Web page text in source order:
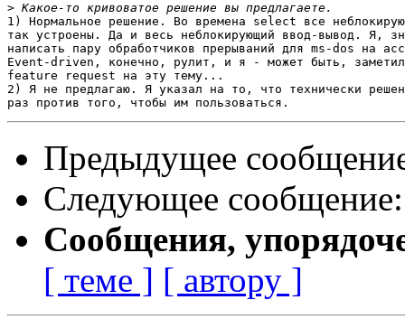
>
1) Нормальное решение. Во времена select все
так устроены. Да и весь неблокирующий ввод-вывод. Я,
написать пару обработчиков прерываний для ms-dos на
Event-driven, конечно, рулит, и я - может быть,
feature request на эту тему...
2) Я не предлагаю. Я указал на то, что технически
Предыдущее
Следующее
Сообщения,
[ теме ] [ автору ]